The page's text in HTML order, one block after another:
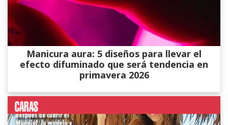
Manicura aura: 5 diseños para llevar el
efecto difuminado que será tendencia en
primavera 2026